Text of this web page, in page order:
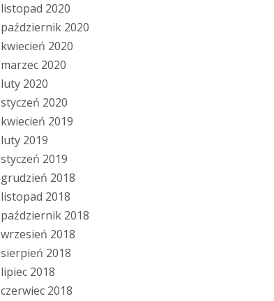
listopad 2020
październik 2020
kwiecień 2020
marzec 2020
luty 2020
styczeń 2020
kwiecień 2019
luty 2019
styczeń 2019
grudzień 2018
listopad 2018
październik 2018
wrzesień 2018
sierpień 2018
lipiec 2018
czerwiec 2018